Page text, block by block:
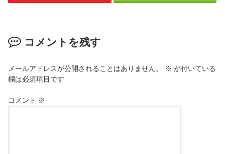
コメントを残す
メールアドレスが公開されることはありません。 ※ が付いている
欄は必須項目です
コメント ※